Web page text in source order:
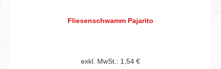
Fliesenschwamm Pajarito
exkl. MwSt.: 1,54 €